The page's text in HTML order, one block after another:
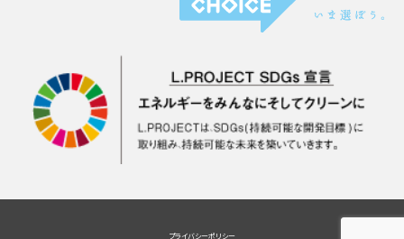
プライバシーポリシー